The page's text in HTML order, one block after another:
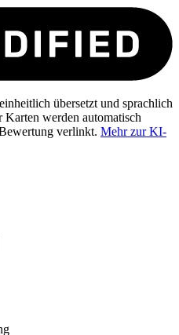
übersetzt und sprachlich
werden automatisch
verlinkt. Mehr zur KI-